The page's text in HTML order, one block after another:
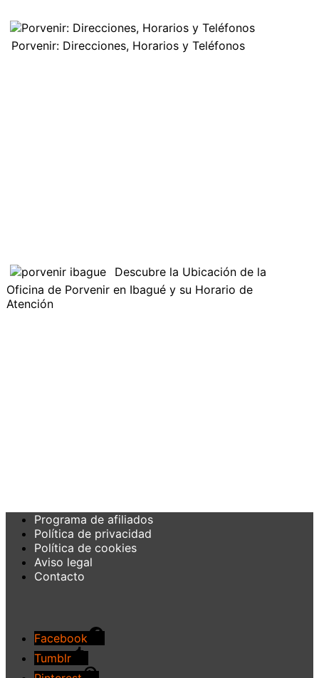
Porvenir: Direcciones, Horarios y Teléfonos
Descubre la Ubicación de la
Oficina de Porvenir en Ibagué y su Horario de
Atención
Programa de afiliados
Política de privacidad
Política de cookies
Aviso legal
Contacto
Facebook
Tumblr